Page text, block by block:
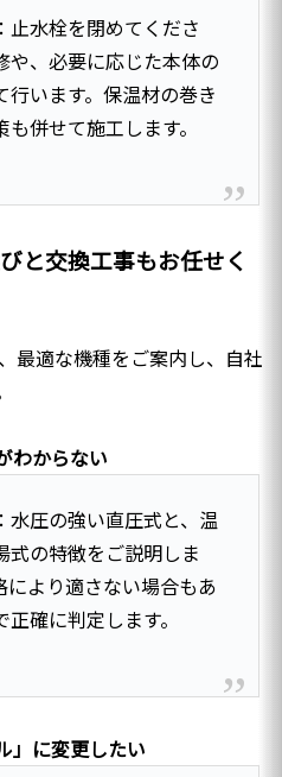
止水栓を閉めてくださ
や、必要に応じた本体の
います。保温材の巻き
併せて施工します。
と交換工事もお任せく
最適な機種をご案内し、自社
わからない
水圧の強い直圧式と、温
式の特徴をご説明しま
により適さない場合もあ
確に判定します。
」に変更したい